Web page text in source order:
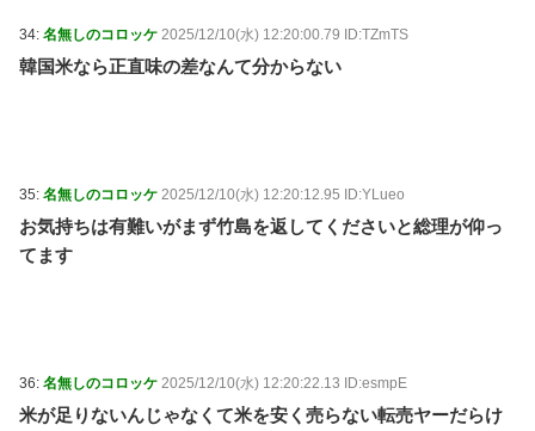
34: 名無しのコロッケ 2025/12/10(水) 12:20:00.79 ID:TZmTS
韓国米なら正直味の差なんて分からない
35: 名無しのコロッケ 2025/12/10(水) 12:20:12.95 ID:YLueo
お気持ちは有難いがまず竹島を返してくださいと総理が仰っ
てます
36: 名無しのコロッケ 2025/12/10(水) 12:20:22.13 ID:esmpE
米が足りないんじゃなくて米を安く売らない転売ヤーだらけ